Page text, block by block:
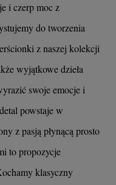
i czerp moc z
do tworzenia
z naszej kolekcji
wyjątkowe dzieła
swoje emocje i
powstaje w
z pasją płynącą prosto
to propozycje
klasyczny